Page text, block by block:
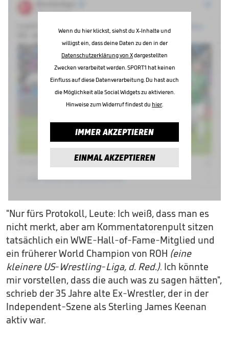
Wenn du hier klickst, siehst du X-Inhalte und
willigst ein, dass deine Daten zu den in der
Datenschutzerklärung von Xdargestellten
Zwecken verarbeitet werden. SPORT1 hat keinen
Einfluss auf diese Datenverarbeitung. Du hast auch
die Möglichkeit alle Social Widgets zu aktivieren.
Hinweise zum Widerruf findest du hier.
IMMER AKZEPTIEREN
EINMAL AKZEPTIEREN
"Nur fürs Protokoll, Leute: Ich weiß, dass man es
nicht merkt, aber am Kommentatorenpult sitzen
tatsächlich ein WWE-Hall-of-Fame-Mitglied und
ein früherer World Champion von ROH (eine
kleinere US-Wrestling-Liga, d. Red.). Ich könnte
mir vorstellen, dass die auch was zu sagen hätten",
schrieb der 35 Jahre alte Ex-Wrestler, der in der
Independent-Szene als Sterling James Keenan
aktiv war.